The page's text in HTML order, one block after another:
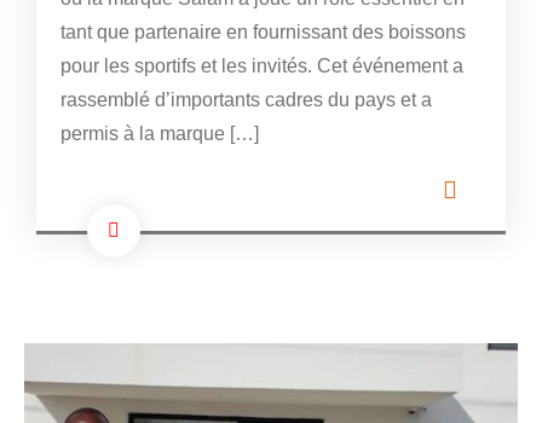
tant que partenaire en fournissant des boissons
pour les sportifs et les invités. Cet événement a
rassemblé d’importants cadres du pays et a
permis à la marque […]